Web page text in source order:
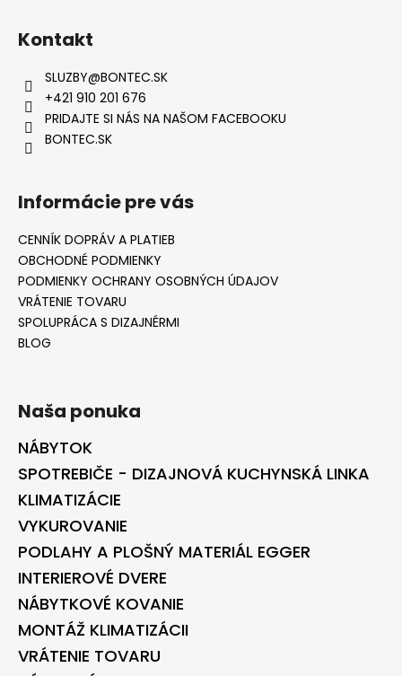
Kontakt
SLUZBY@BONTEC.SK
+421 910 201 676
PRIDAJTE SI NÁS NA NAŠOM FACEBOOKU
BONTEC.SK
Informácie pre vás
CENNÍK DOPRÁV A PLATIEB
OBCHODNÉ PODMIENKY
PODMIENKY OCHRANY OSOBNÝCH ÚDAJOV
VRÁTENIE TOVARU
SPOLUPRÁCA S DIZAJNÉRMI
BLOG
Naša ponuka
NÁBYTOK
SPOTREBIČE - DIZAJNOVÁ KUCHYNSKÁ LINKA
KLIMATIZÁCIE
VYKUROVANIE
PODLAHY A PLOŠNÝ MATERIÁL EGGER
INTERIEROVÉ DVERE
NÁBYTKOVÉ KOVANIE
MONTÁŽ KLIMATIZÁCII
VRÁTENIE TOVARU